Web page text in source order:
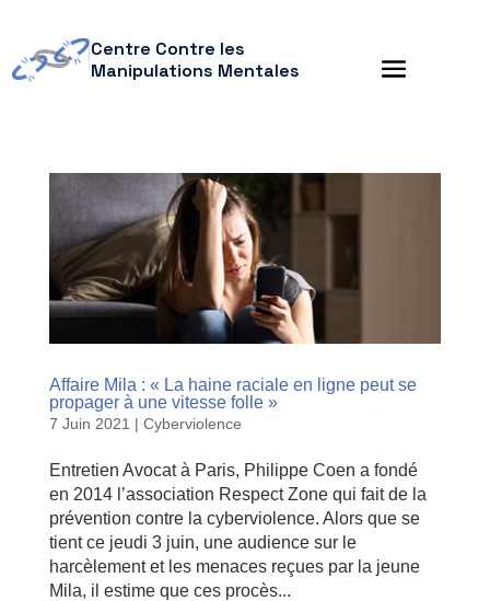
Centre Contre les
Manipulations Mentales
Affaire Mila : « La haine raciale en ligne peut se
propager à une vitesse folle »
7 Juin 2021 | Cyberviolence
Entretien Avocat à Paris, Philippe Coen a fondé
en 2014 l’association Respect Zone qui fait de la
prévention contre la cyberviolence. Alors que se
tient ce jeudi 3 juin, une audience sur le
harcèlement et les menaces reçues par la jeune
Mila, il estime que ces procès...